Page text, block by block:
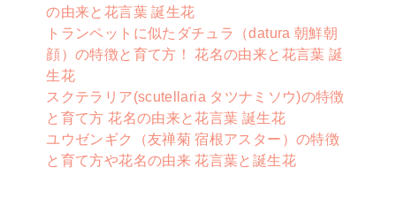
の由来と花言葉 誕生花
トランペットに似たダチュラ（datura 朝鮮朝
顔）の特徴と育て方！ 花名の由来と花言葉 誕
生花
スクテラリア(scutellaria タツナミソウ)の特徴
と育て方 花名の由来と花言葉 誕生花
ユウゼンギク（友禅菊 宿根アスター）の特徴
と育て方や花名の由来 花言葉と誕生花